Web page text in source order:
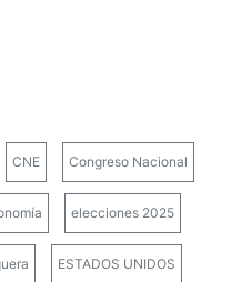
CNE Congreso Nacional
elecciones 2025
ESTADOS UNIDOS